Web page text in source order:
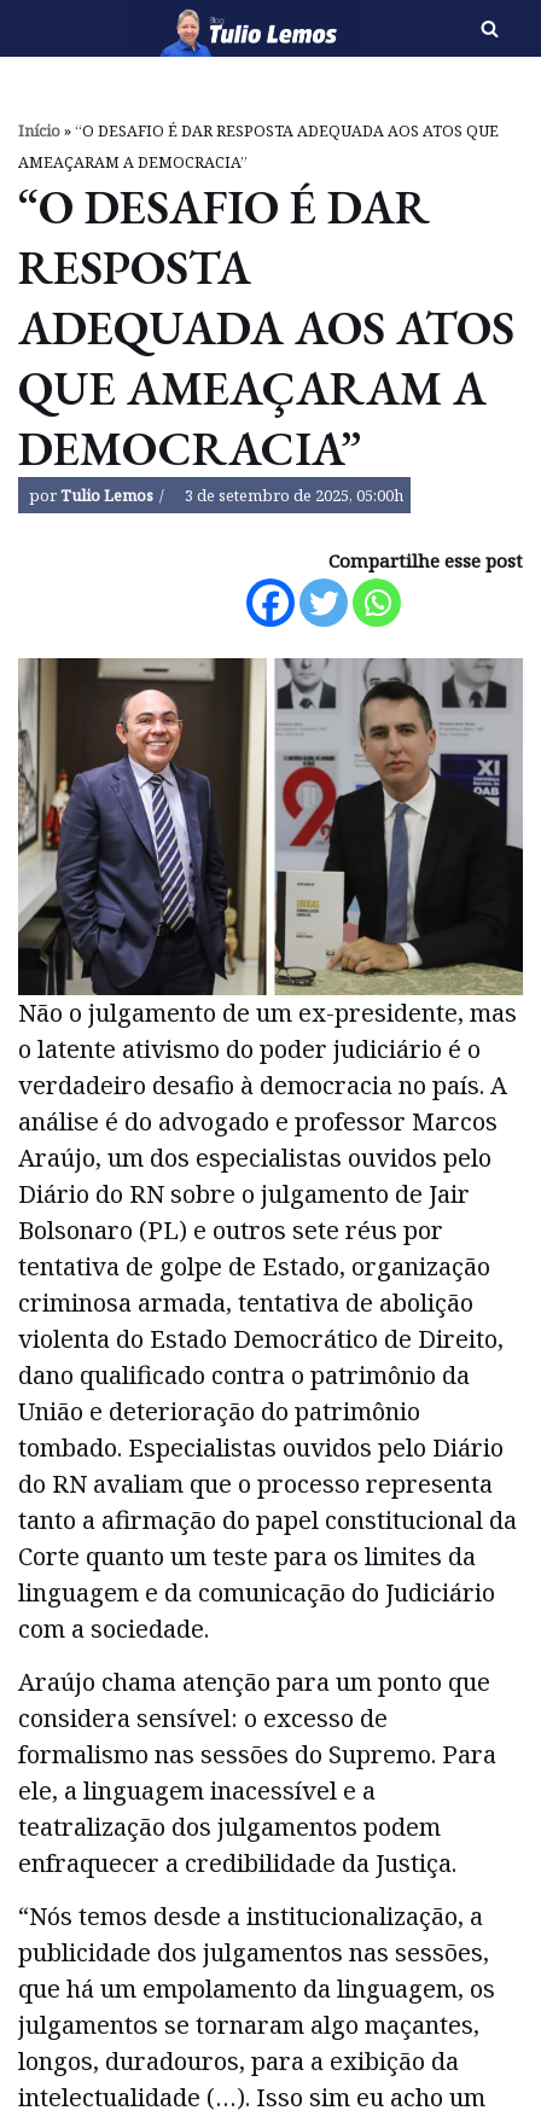
o
conteúdo
Início»“O DESAFIO É DAR RESPOSTA ADEQUADA AOS ATOS QUE
AMEAÇARAM A DEMOCRACIA”
“O DESAFIO É DAR
RESPOSTA
ADEQUADA AOS ATOS
QUE AMEAÇARAM A
DEMOCRACIA”
porTulio Lemos 3 de setembro de 2025, 05:00h
Compartilhe esse post
Não o julgamento de um ex-presidente, mas
o latente ativismo do poder judiciário é o
verdadeiro desafio à democracia no país. A
análise é do advogado e professor Marcos
Araújo, um dos especialistas ouvidos pelo
Diário do RN sobre o julgamento de Jair
Bolsonaro (PL) e outros sete réus por
tentativa de golpe de Estado, organização
criminosa armada, tentativa de abolição
violenta do Estado Democrático de Direito,
dano qualificado contra o patrimônio da
União e deterioração do patrimônio
tombado. Especialistas ouvidos pelo Diário
do RN avaliam que o processo representa
tanto a afirmação do papel constitucional da
Corte quanto um teste para os limites da
linguagem e da comunicação do Judiciário
com a sociedade.
Araújo chama atenção para um ponto que
considera sensível: o excesso de
formalismo nas sessões do Supremo. Para
ele, a linguagem inacessível e a
teatralização dos julgamentos podem
enfraquecer a credibilidade da Justiça.
“Nós temos desde a institucionalização, a
publicidade dos julgamentos nas sessões,
que há um empolamento da linguagem, os
julgamentos se tornaram algo maçantes,
longos, duradouros, para a exibição da
intelectualidade (…). Isso sim eu acho um